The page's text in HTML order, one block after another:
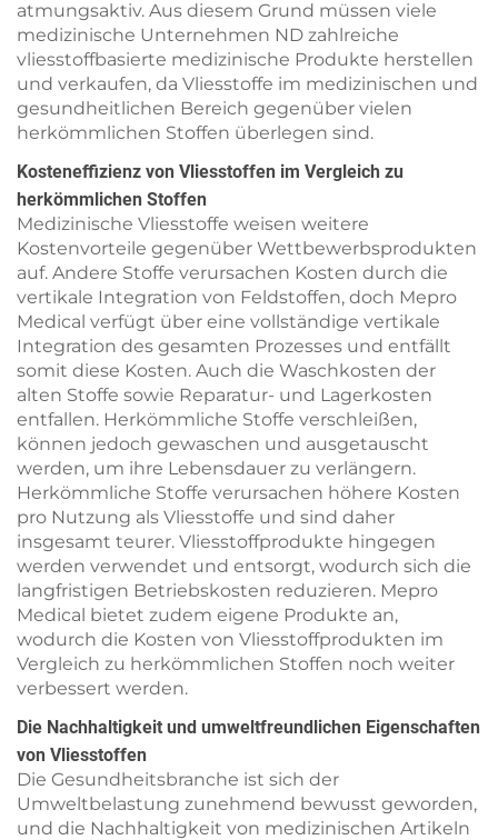
atmungsaktiv. Aus diesem Grund müssen viele
medizinische Unternehmen ND zahlreiche
vliesstoffbasierte medizinische Produkte herstellen
und verkaufen, da Vliesstoffe im medizinischen und
gesundheitlichen Bereich gegenüber vielen
herkömmlichen Stoffen überlegen sind.
Kosteneffizienz von Vliesstoffen im Vergleich zu
herkömmlichen Stoffen
Medizinische Vliesstoffe weisen weitere
Kostenvorteile gegenüber Wettbewerbsprodukten
auf. Andere Stoffe verursachen Kosten durch die
vertikale Integration von Feldstoffen, doch Mepro
Medical verfügt über eine vollständige vertikale
Integration des gesamten Prozesses und entfällt
somit diese Kosten. Auch die Waschkosten der
alten Stoffe sowie Reparatur- und Lagerkosten
entfallen. Herkömmliche Stoffe verschleißen,
können jedoch gewaschen und ausgetauscht
werden, um ihre Lebensdauer zu verlängern.
Herkömmliche Stoffe verursachen höhere Kosten
pro Nutzung als Vliesstoffe und sind daher
insgesamt teurer. Vliesstoffprodukte hingegen
werden verwendet und entsorgt, wodurch sich die
langfristigen Betriebskosten reduzieren. Mepro
Medical bietet zudem eigene Produkte an,
wodurch die Kosten von Vliesstoffprodukten im
Vergleich zu herkömmlichen Stoffen noch weiter
verbessert werden.
Die Nachhaltigkeit und umweltfreundlichen Eigenschaften
von Vliesstoffen
Die Gesundheitsbranche ist sich der
Umweltbelastung zunehmend bewusst geworden,
und die Nachhaltigkeit von medizinischen Artikeln